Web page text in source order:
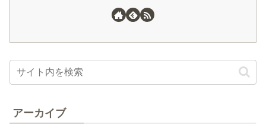
アーカイブ